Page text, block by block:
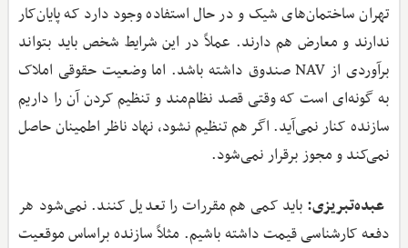
تهران ساختمان‌های شیک و در حال استفاده وجود دارد که پایان‌کار
ندارند و معارض هم دارند. عملاً در این شرایط شخص باید بتواند
برآوردی از NAV صندوق داشته باشد. اما وضعیت حقوقی املاک
به گونه‌ای است که وقتی قصد نظام‌مند و تنظیم ‌کردن آن را داریم
سازنده کنار نمی‌آید. اگر هم تنظیم نشود، نهاد ناظر اطمینان حاصل
نمی‌کند و مجوز برقرار نمی‌شود.
عبده‌تبریزی: باید کمی هم مقررات را تعدیل کنند. نمی‌شود هر
دفعه کارشناسی قیمت داشته باشیم. مثلاً سازنده براساس موقعیت